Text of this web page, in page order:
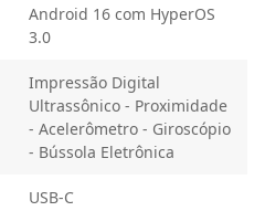
Android 16 com HyperOS
3.0
Impressão Digital
Ultrassônico - Proximidade
- Acelerômetro - Giroscópio
- Bússola Eletrônica
USB-C